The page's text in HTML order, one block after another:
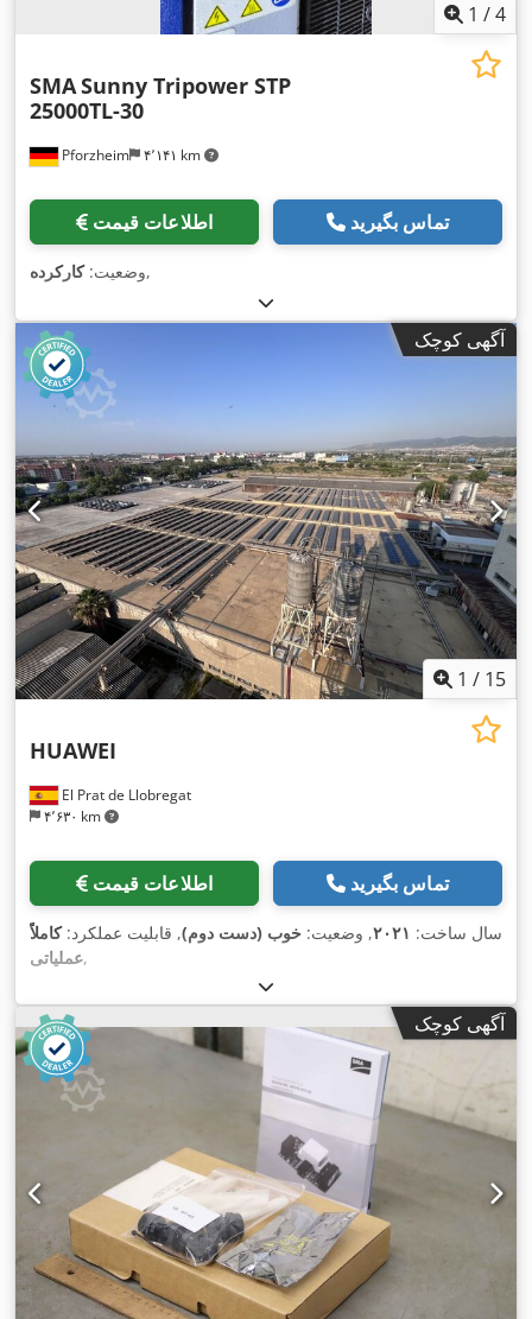
1 /4
Pforzheim ۴٬۱۴۱ km
SMASunny Tripower STP
25000TL-30
اطلاعات قیمت تماس بگیرید
وضعیت:کارکرده ,
آگهی کوچک
1 / 15
El Prat de Llobregat
۴٬۶۳۰ km
HUAWEI
اطلاعات قیمت تماس بگیرید
سال ساخت: ۲۰۲۱, وضعیت: خوب (دست دوم), قابلیت عملکرد:کاملاً
عملیاتی,
آگهی کوچک